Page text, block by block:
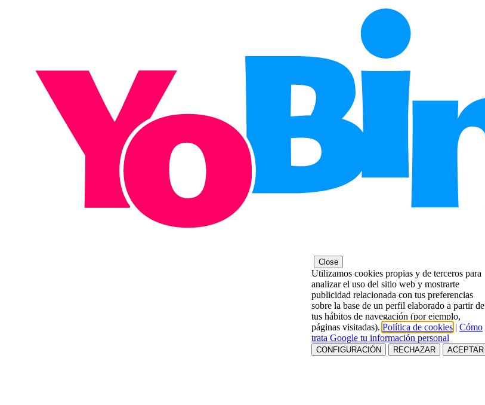
Close
Utilizamos cookies propias y de terceros para
analizar el uso del sitio web y mostrarte
publicidad relacionada con tus preferencias
sobre la base de un perfil elaborado a partir de
tus hábitos de navegación (por ejemplo,
páginas visitadas). Política de cookies | Cómo
trata Google tu información personal
CONFIGURACIÓN RECHAZAR ACEPTAR